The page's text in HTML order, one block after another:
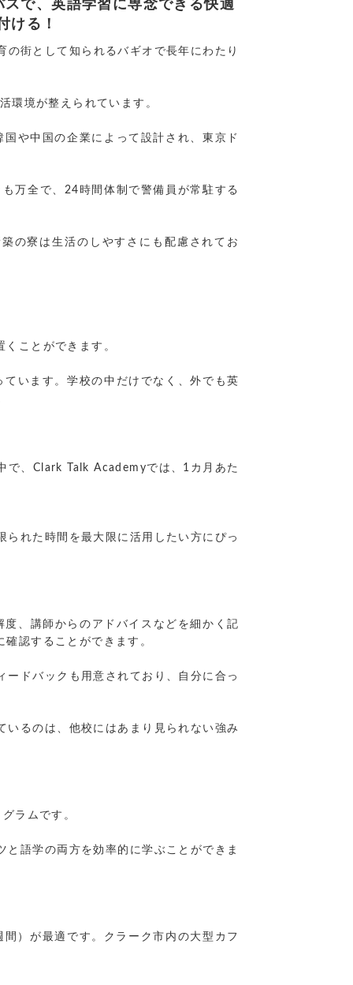
で、英語学習に専念できる快適
ける！
街として知られるバギオで長年にわたり
環境が整えられています。
や中国の企業によって設計され、東京ド
万全で、24時間体制で警備員が常駐する
の寮は生活のしやすさにも配慮されてお
ことができます。
います。学校の中だけでなく、外でも英
で、Clark Talk Academyでは、1カ月あた
れた時間を最大限に活用したい方にぴっ
、講師からのアドバイスなどを細かく記
認することができます。
ドバックも用意されており、自分に合っ
るのは、他校にはあまり見られない強み
ラムです。
語学の両方を効率的に学ぶことができま
）が最適です。クラーク市内の大型カフ